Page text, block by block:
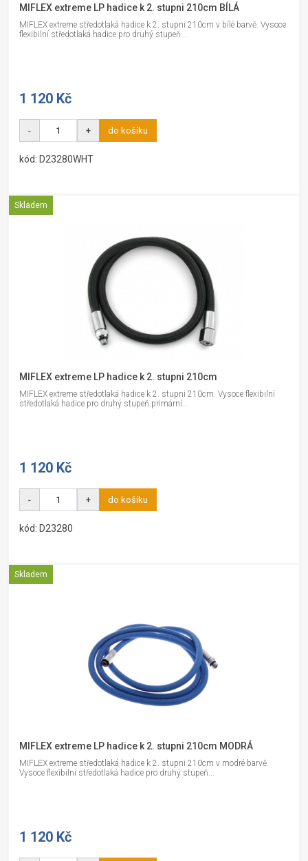
MIFLEX extreme LP hadice k 2. stupni 210cm BÍLÁ
MIFLEX extreme středotlaká hadice k 2. stupni 210cm v bílé barvě. Vysoce
flexibilní středotlaká hadice pro druhý stupeň...
1 120 Kč
- + do košíku
kód: D23280WHT
Skladem
MIFLEX extreme LP hadice k 2. stupni 210cm
MIFLEX extreme středotlaká hadice k 2. stupni 210cm. Vysoce flexibilní
středotlaká hadice pro druhý stupeň primární...
1 120 Kč
- + do košíku
kód: D23280
Skladem
MIFLEX extreme LP hadice k 2. stupni 210cm MODRÁ
MIFLEX extreme středotlaká hadice k 2. stupni 210cm v modré barvě.
Vysoce flexibilní středotlaká hadice pro druhý stupeň...
1 120 Kč